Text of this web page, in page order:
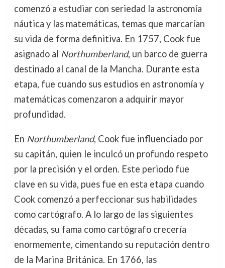
comenzó a estudiar con seriedad la astronomía
náutica y las matemáticas, temas que marcarían
su vida de forma definitiva. En 1757, Cook fue
asignado al Northumberland, un barco de guerra
destinado al canal de la Mancha. Durante esta
etapa, fue cuando sus estudios en astronomía y
matemáticas comenzaron a adquirir mayor
profundidad.
En Northumberland, Cook fue influenciado por
su capitán, quien le inculcó un profundo respeto
por la precisión y el orden. Este periodo fue
clave en su vida, pues fue en esta etapa cuando
Cook comenzó a perfeccionar sus habilidades
como cartógrafo. A lo largo de las siguientes
décadas, su fama como cartógrafo crecería
enormemente, cimentando su reputación dentro
de la Marina Británica. En 1766, las